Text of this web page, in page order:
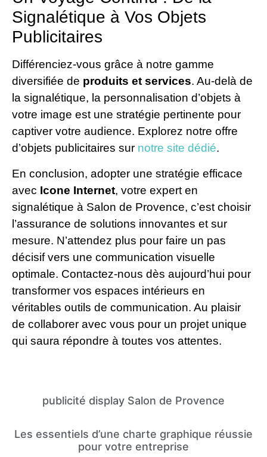
Signalétique à Vos Objets
Publicitaires
Différenciez-vous grâce à notre gamme
diversifiée de produits et services. Au-delà de
la signalétique, la personnalisation d’objets à
votre image est une stratégie pertinente pour
captiver votre audience. Explorez notre offre
d’objets publicitaires sur notre site dédié.
En conclusion, adopter une stratégie efficace
avec Icone Internet, votre expert en
signalétique à Salon de Provence, c’est choisir
l’assurance de solutions innovantes et sur
mesure. N’attendez plus pour faire un pas
décisif vers une communication visuelle
optimale. Contactez-nous dès aujourd’hui pour
transformer vos espaces intérieurs en
véritables outils de communication. Au plaisir
de collaborer avec vous pour un projet unique
qui saura répondre à toutes vos attentes.
publicité display Salon de Provence
Les essentiels d’une charte graphique réussie
pour votre entreprise